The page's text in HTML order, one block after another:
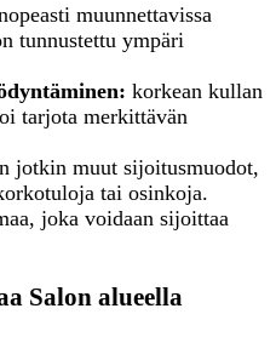
muunnettavissa
tunnustettu ympäri
korkean kullan
tarjota merkittävän
jotkin muut sijoitusmuodot,
tai osinkoja.
joka voidaan sijoittaa
Salon alueella